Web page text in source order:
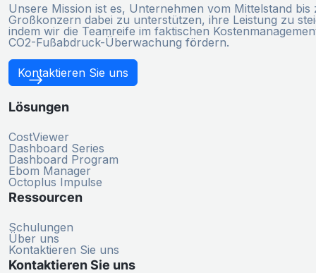
Unsere Mission ist es, Unternehmen vom Mittelstand bis
Großkonzern dabei zu unterstützen, ihre Leistung zu
indem wir die Teamreife im faktischen
CO2-Fußabdruck-Überwachung fördern.
Kontaktieren Sie uns
Lösungen
CostViewer
Dashboard Series
Dashboard Program
Ebom Manager
Octoplus Impulse
Ressourcen
Schulungen
Über uns
Kontaktieren Sie uns
Kontaktieren Sie uns